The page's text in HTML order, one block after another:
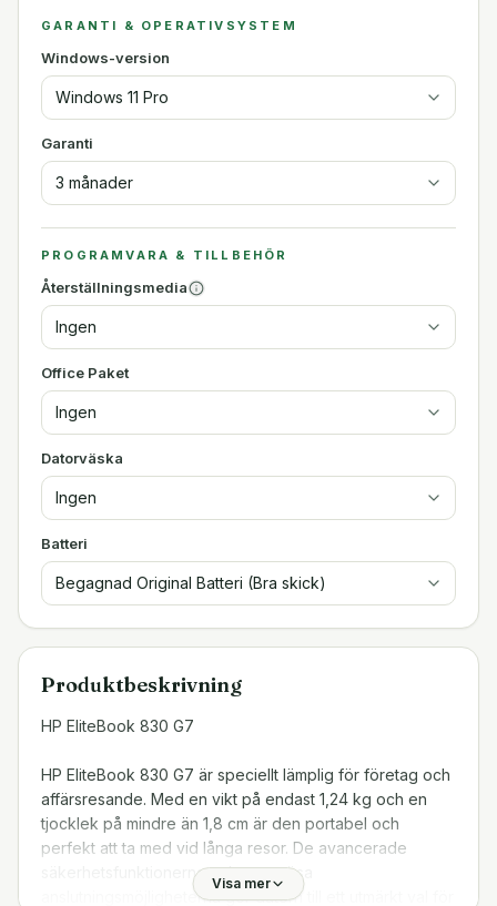
GARANTI & OPERATIVSYSTEM
Windows-version
Windows 11 Pro
Garanti
3 månader
PROGRAMVARA & TILLBEHÖR
Återställningsmedia
Ingen
Office Paket
Ingen
Datorväska
Ingen
Batteri
Begagnad Original Batteri (Bra skick)
Produktbeskrivning
HP EliteBook 830 G7
HP EliteBook 830 G7 är speciellt lämplig för företag och
affärsresande. Med en vikt på endast 1,24 kg och en
tjocklek på mindre än 1,8 cm är den portabel och
perfekt att ta med vid långa resor. De avancerade
säkerhetsfunktionerna och generösa
anslutningsmöjligheterna gör datorn till ett utmärkt val för
Visa mer